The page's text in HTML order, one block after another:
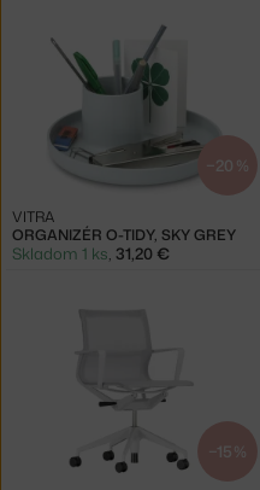
−20 %
ORGANIZÉR O-TIDY, SKY GREY
VITRA
Skladom 1 ks, 31,20 €
−15 %